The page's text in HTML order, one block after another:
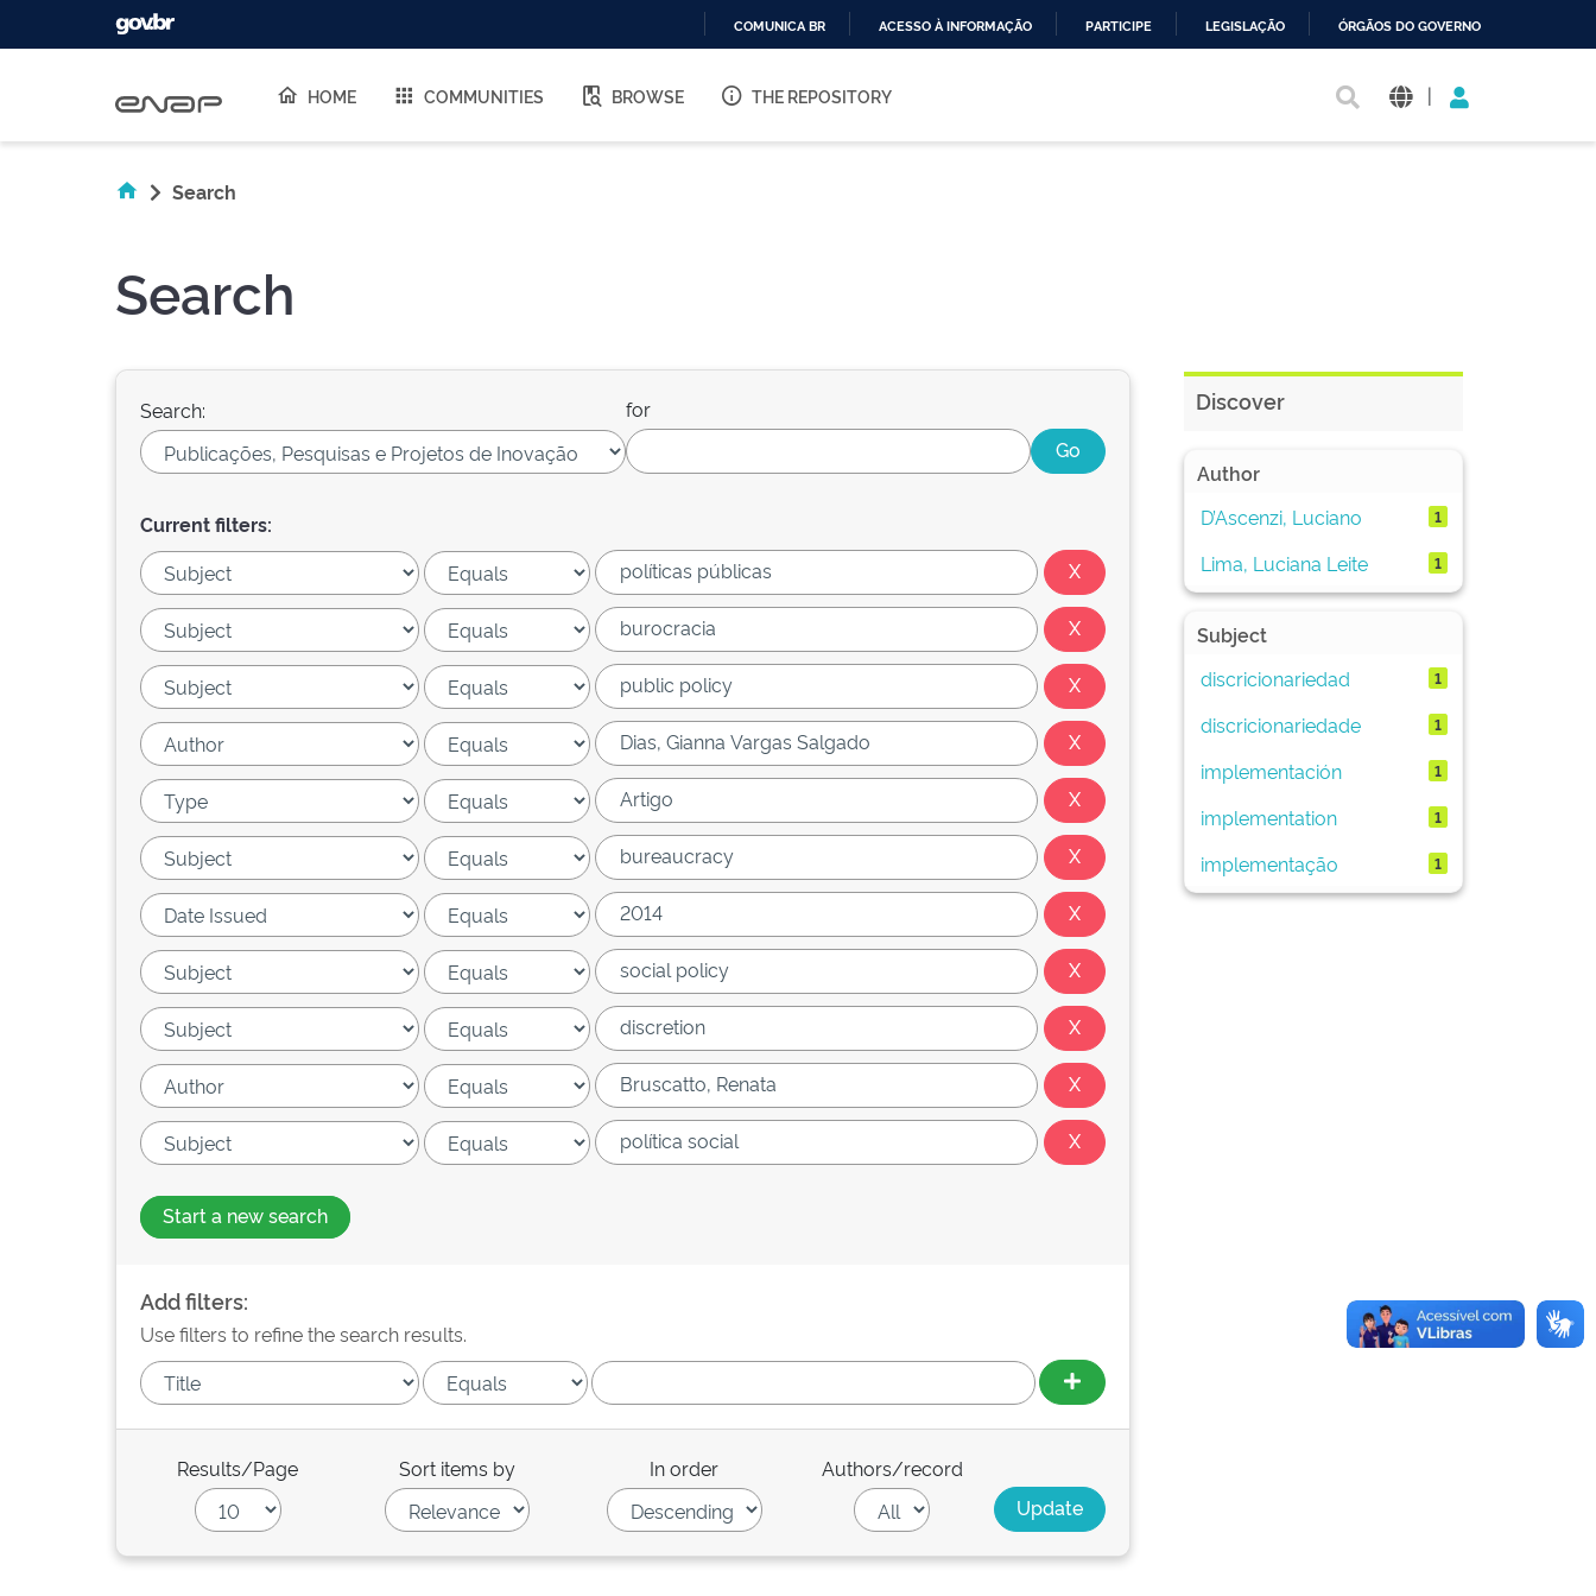
O
COMUNICA BR ACESSO À INFORMAÇÃO PARTICIPE LEGISLAÇÃO ÓRGÃOS DO GOVERNO
HOME COMMUNITIES BROWSE THE REPOSITORY |
Search
Search
Search: for
Current filters:
Start a new search
Add filters:
Use filters to refine the search results.
Results/Page Sort items by In order Authors/record
Discover
Author
D’Ascenzi, Luciano
1
Lima, Luciana Leite 1
Subject
discricionariedad
1
discricionariedade 1
implementación 1
implementation 1
implementação 1